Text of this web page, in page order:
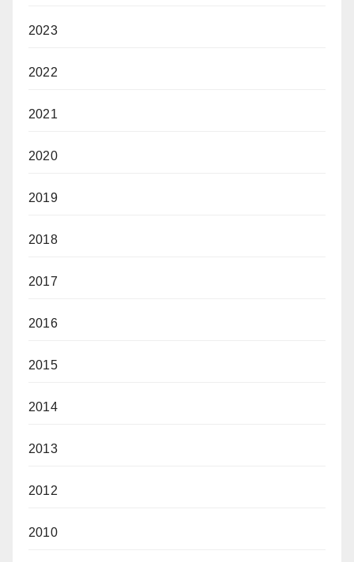
2023
2022
2021
2020
2019
2018
2017
2016
2015
2014
2013
2012
2010